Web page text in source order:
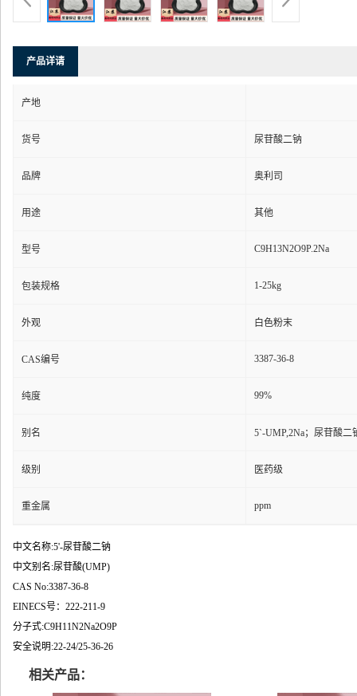
产品详请
产地
货号 尿苷酸二钠
品牌 奥利司
用途 其他
型号 C9H13N2O9P.2Na
包装规格 1-25kg
外观 白色粉末
CAS编号 3387-36-8
纯度 99%
别名 5`-UMP,2Na；尿苷酸
级别 医药级
重金属 ppm
中文名称:5'-尿苷酸二钠
中文别名:尿苷酸(UMP)
CAS No:3387-36-8
EINECS号：222-211-9
分子式:C9H11N2Na2O9P
安全说明:22-24/25-36-26
相关产品：